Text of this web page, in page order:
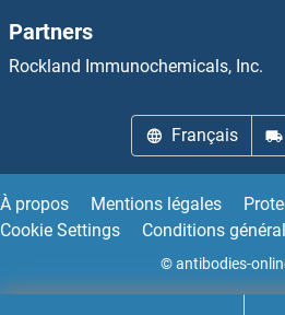
TCN1 Kits ELISA
TCOF1 Kits ELISA
TDG Kits ELISA
TDGF1 Kits ELISA
Partners
Rockland Immunochemicals, Inc.
Français
À propos Mentions légales
Cookie Settings
Conditions
© antibodies-